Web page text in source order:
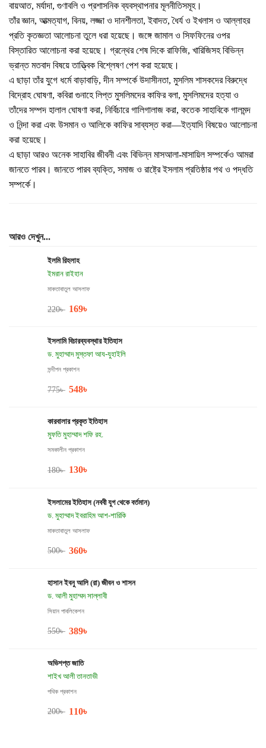
বায়আত, মর্যাদা, গুণাবলি ও প্রশাসনিক ব্যবস্থাপনার মূলনীতিসমূহ।
তাঁর জ্ঞান, আত্মত্যাগ, বিনয়, লজ্জা ও দানশীলতা, ইবাদত, ধৈর্য ও ইখলাস ও আল্লাহর
প্রতি কৃতজ্ঞতা আলোচনা তুলে ধরা হয়েছে। জঙ্গে জামাল ও সিফফিনের ওপর
বিস্তারিত আলোচনা করা হয়েছে। গ্রন্থের শেষ দিকে রাফিজি, খারিজিসহ বিভিন্ন
ভ্রান্ত মতবাদ বিষয়ে তাত্ত্বিক বিশ্লেষণ পেশ করা হয়েছে।
এ ছাড়া তাঁর যুগে ধর্মে বাড়াবাড়ি, দীন সম্পর্কে উদাসীনতা, মুসলিম শাসকদের বিরুদ্ধে
বিদ্রোহ ঘোষণা, কবিরা গুনাহে লিপ্ত মুসলিমদের কাফির বলা, মুসলিমদের হত্যা ও
তাঁদের সম্পদ হালাল ঘোষণা করা, নির্বিচারে গালিগালাজ করা, কতেক সাহাবিকে গালমন্দ
ও নিন্দা করা এবং উসমান ও আলিকে কাফির সাব্যস্ত করা—ইত্যাদি বিষয়েও আলোচনা
করা হয়েছে।
এ ছাড়া আরও অনেক সাহাবির জীবনী এবং বিভিন্ন মাসআলা-মাসায়িল সম্পর্কেও আমরা
জানতে পারব। জানতে পারব ব্যক্তি, সমাজ ও রাষ্ট্রে ইসলাম প্রতিষ্ঠার পথ ও পদ্ধতি
সম্পর্কে।
আরও দেখুন...
ইলমি রিহলাহ
ইমরান রাইহান
মাকতাবাতুল আসলাফ
220৳ 169৳
ইসলামি বিচারব্যবস্থার ইতিহাস
ড. মুহাম্মাদ মুস্তফা আয-যুহাইলি
সন্দীপন প্রকাশন
775৳ 548৳
কারবালার প্রকৃত ইতিহাস
মুফতি মুহাম্মাদ শফি রহ.
সমকালীন প্রকাশন
180৳ 130৳
ইসলামের ইতিহাস (নববী যুগ থেকে বর্তমান)
ড. মুহাম্মাদ ইবরাহিম আশ-শারিকি
মাকতাবাতুল আসলাফ
500৳ 360৳
হাসান ইবনু আলি (রা) জীবন ও শাসন
ড. আলী মুহাম্মদ সাল্লাবী
সিয়ান পাবলিকেশন
550৳ 389৳
অভিশপ্ত জাতি
শাইখ আলী তানতাভী
পথিক প্রকাশন
200৳ 110৳